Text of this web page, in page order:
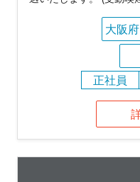
大阪府
正社員